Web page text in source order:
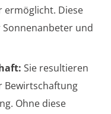
Diese
und
Sie resultieren
Bewirtschaftung
Ohne diese